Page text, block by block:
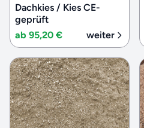
Dachkies / Kies CE-
geprüft
ab 95,20 €
weiter